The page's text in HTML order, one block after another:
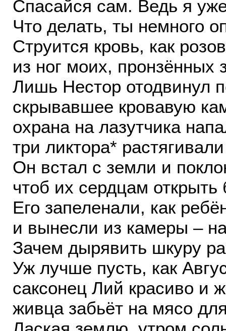
Спасайся сам. Ведь я
Что делать, ты немного
Струится кровь, как
из ног моих, пронзённых
Лишь Нестор отодвинул
скрывавшее кровавую
охрана на лазутчика
три ликтора*
Он встал с земли и
чтоб их сердцам открыть
Его запеленали, как
и вынесли из камеры –
Зачем дырявить шкуру
Уж лучше пусть, как
саксонец Лий красиво и
живца забьёт на мясо